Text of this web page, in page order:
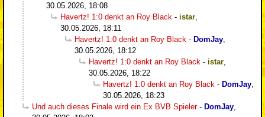
30.05.2026, 18:08
Havertz! 1:0 denkt an Roy Black - istar
30.05.2026, 18:11
Havertz! 1:0 denkt an Roy Black - DomJay
30.05.2026, 18:12
Havertz! 1:0 denkt an Roy Black - istar
30.05.2026, 18:22
Havertz! 1:0 denkt an Roy Black - DomJay
30.05.2026, 18:23
Und auch dieses Finale wird ein Ex BVB Spieler- DomJay